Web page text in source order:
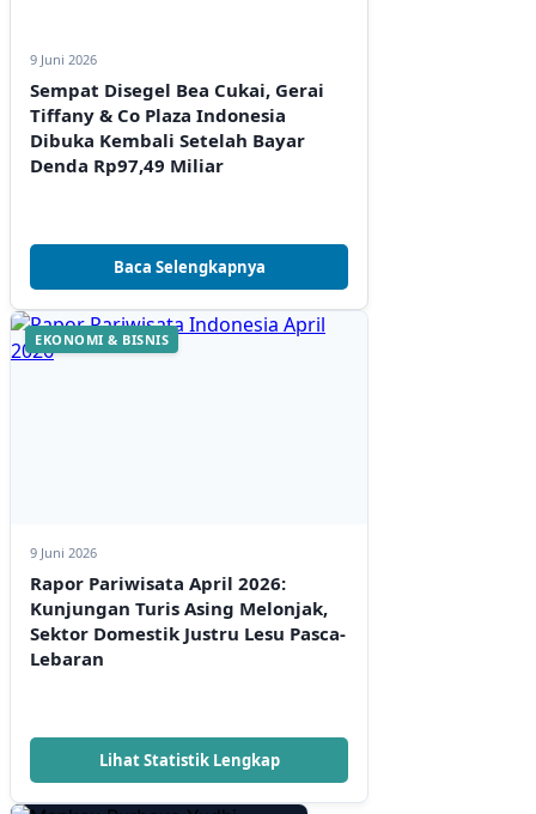
9 Juni 2026
Sempat Disegel Bea Cukai, Gerai
Tiffany & Co Plaza Indonesia
Dibuka Kembali Setelah Bayar
Denda Rp97,49 Miliar
Baca Selengkapnya
EKONOMI & BISNIS
9 Juni 2026
Rapor Pariwisata April 2026:
Kunjungan Turis Asing Melonjak,
Sektor Domestik Justru Lesu Pasca-
Lebaran
Lihat Statistik Lengkap